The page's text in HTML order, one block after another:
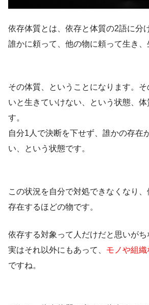
依存体質とは、依存と体質の2語に分
誰かに頼って、他の物に頼って生き、
その体質、ということになります。
いと生きていけない、という状態、体
す。
自分1人で決断を下せず、誰かの存在
い、という状態です。
この状況を自分で対処できなくなり
存在するほどの物です。
依存する対象って人だけだと思いがち
実はそれ以外にもあって、 モノや組
ですね。